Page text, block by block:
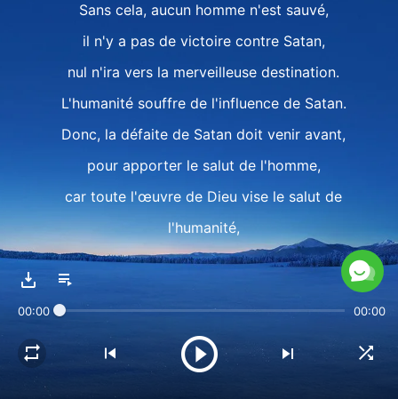
Sans cela, aucun homme n'est sauvé,
il n'y a pas de victoire contre Satan,
nul n'ira vers la merveilleuse destination.
L'humanité souffre de l'influence de Satan.
Donc, la défaite de Satan doit venir avant,
pour apporter le salut de l'homme,
car toute l'œuvre de Dieu vise le salut de
l'humanité,
de l'homme, de l'homme.
et révèle la fin des hommes.
00:00 00:00